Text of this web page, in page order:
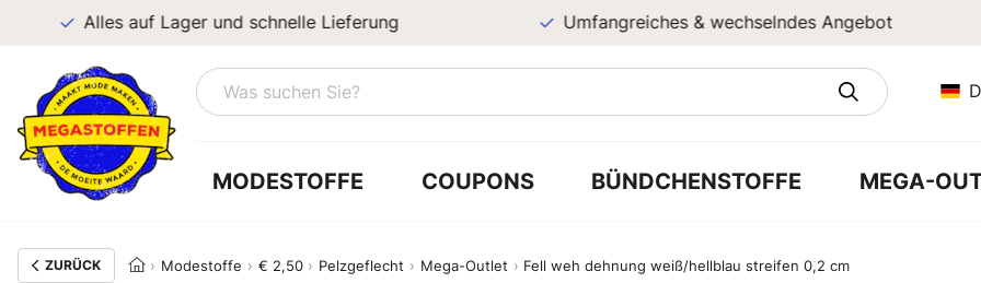
Alles auf Lager und schnelle Lieferung Umfangreiches & wechselndes Angebot
MODESTOFFE COUPONS BÜNDCHENSTOFFE MEGA-
ZURÜCK Modestoffe € 2,50 Pelzgeflecht Mega-Outlet Fell weh dehnung weiß/hellblau streifen 0,2 cm